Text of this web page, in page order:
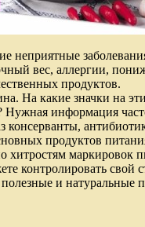
неприятные
вес, аллергии,
продуктов.
На какие значки на
Нужная информация
консерванты,
продуктов
хитростям
контролировать
и натуральные